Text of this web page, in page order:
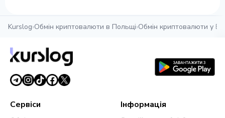
Kurslog›Обмін криптовалюти в Польщі›Обмін криптовалюти у
Сервіси Інформація